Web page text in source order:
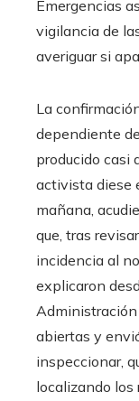
Emergencias
vigilancia de
averiguar si
La
dependiente
producido casi
activista diese
mañana,
que, tras
incidencia al
explicaron
abiertas y
inspeccionar,
localizando los